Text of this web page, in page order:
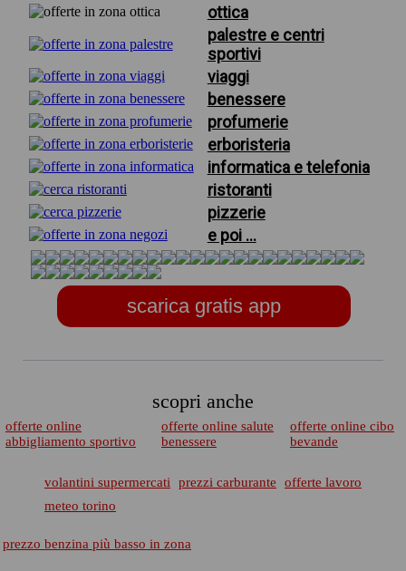
ottica
palestre e centri
sportivi
viaggi
benessere
profumerie
erboristeria
informatica e telefonia
ristoranti
pizzerie
e poi ...
scarica gratis app
scopri anche
offerte online
abbigliamento sportivo
offerte online salute
benessere
offerte online cibo
bevande
volantini supermercati prezzi carburante
offerte lavoro
meteo torino
prezzo benzina più basso in zona